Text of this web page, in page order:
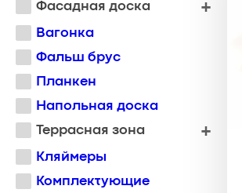
Фасадная доска
Вагонка
Фальш брус
Планкен
Напольная доска
Террасная зона
Кляймеры
Комплектующие